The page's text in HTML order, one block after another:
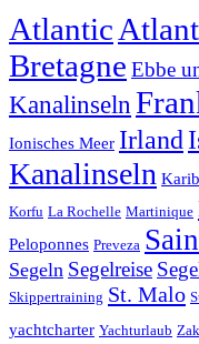
Atlantic
Bretagne Ebbe
Kanalinseln
Ionisches Meer Irland
Kanalinseln
Korfu La Rochelle Martinique
Peloponnes Preveza
Segeln Segelreise
Skippertraining St. Malo
yachtcharter Yachturlaub